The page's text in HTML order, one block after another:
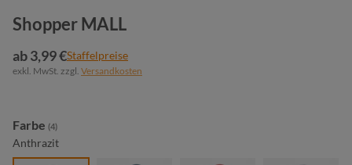
Shopper MALL
ab 3,99 €Staffelpreise
exkl. MwSt. zzgl. Versandkosten
Farbe auswählen
(4)
Anthrazit